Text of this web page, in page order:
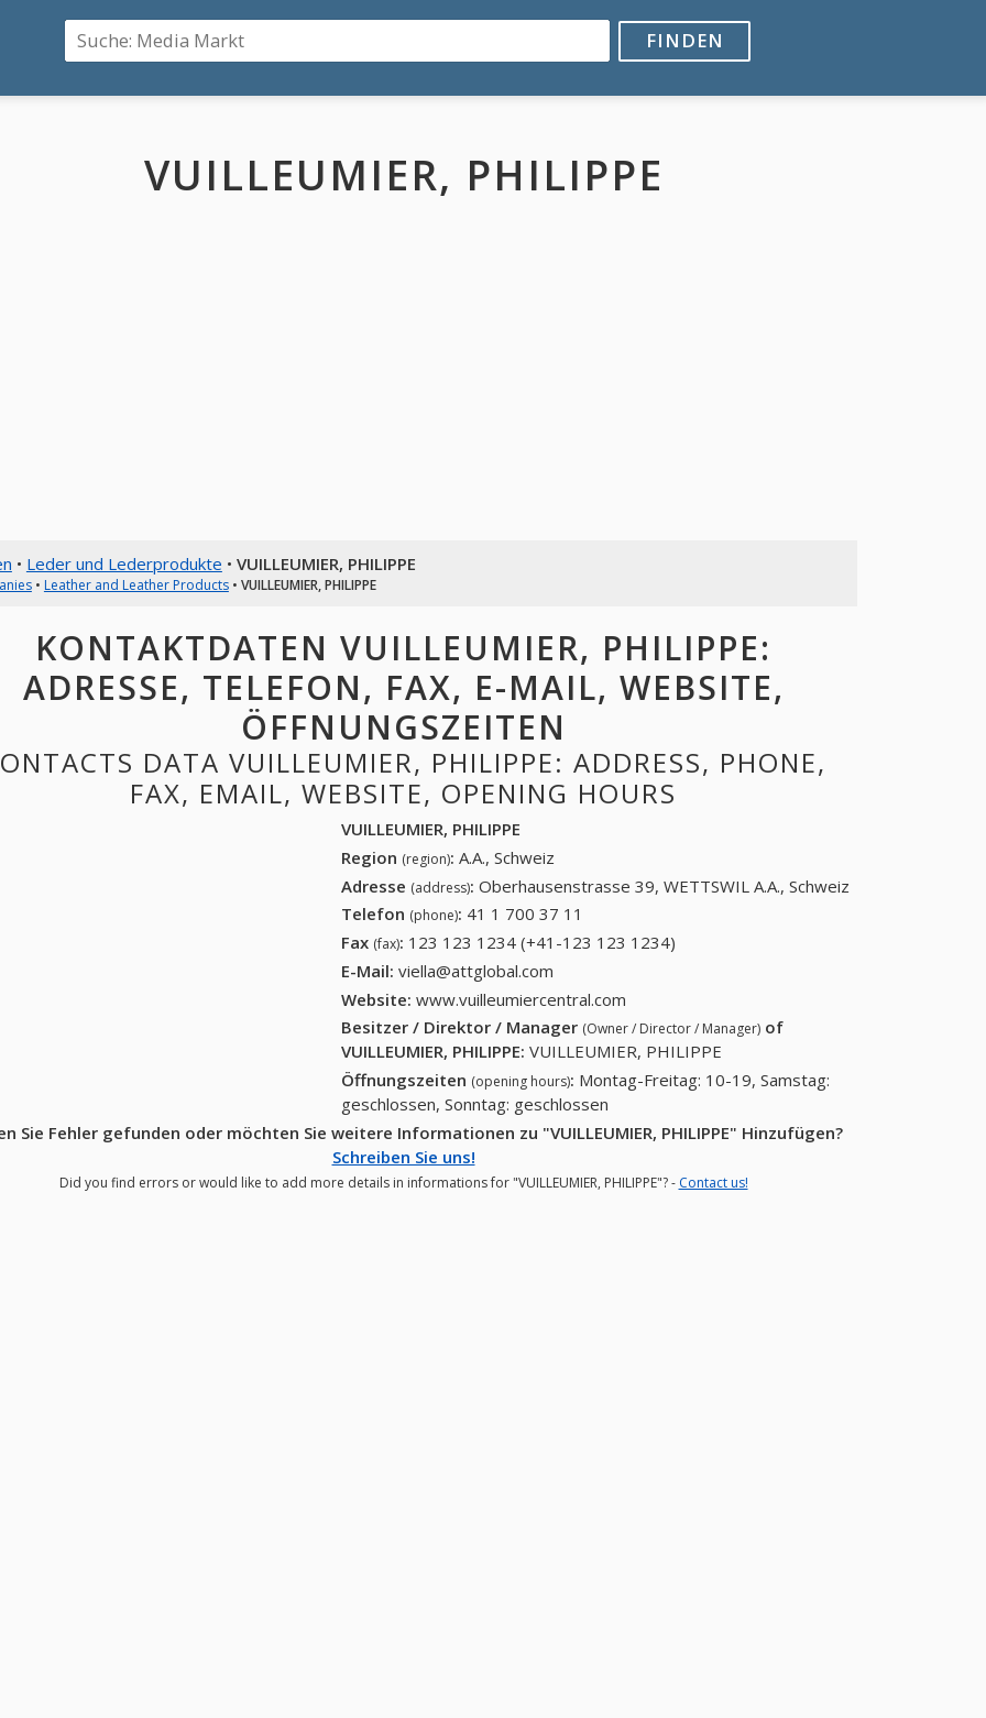
FINDEN
VUILLEUMIER, PHILIPPE
• Leder und Lederprodukte • VUILLEUMIER, PHILIPPE
• Leather and Leather Products• VUILLEUMIER, PHILIPPE
KONTAKTDATEN VUILLEUMIER, PHILIPPE:
ADRESSE, TELEFON, FAX, E-MAIL, WEBSITE,
ÖFFNUNGSZEITEN
DATA VUILLEUMIER, PHILIPPE: ADDRESS, PHONE,
FAX, EMAIL, WEBSITE, OPENING HOURS
VUILLEUMIER, PHILIPPE
Region (region): A.A., Schweiz
Adresse (address): Oberhausenstrasse 39, WETTSWIL A.A., Schweiz
Telefon (phone): 41 1 700 37 11
Fax (fax): 123 123 1234 (+41-123 123 1234)
E-Mail: viella@attglobal.com
Website: www.vuilleumiercentral.com
Besitzer / Direktor / Manager (Owner / Director / Manager) of
VUILLEUMIER, PHILIPPE: VUILLEUMIER, PHILIPPE
Öffnungszeiten (opening hours): Montag-Freitag: 10-19, Samstag:
geschlossen, Sonntag: geschlossen
Sie Fehler gefunden oder möchten Sie weitere Informationen zu "VUILLEUMIER, PHILIPPE" Hinzufügen?
Schreiben Sie uns!
Did you find errors or would like to add more details in informations for "VUILLEUMIER, PHILIPPE"? - Contact us!